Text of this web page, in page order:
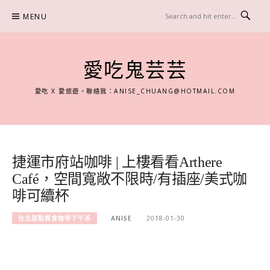
content
MENU
愛吃鬼芸芸
愛吃 X 愛旅遊。聯絡我：ANISE_CHUANG@HOTMAIL.COM
捷運市府站咖啡 | 上樓看看Arthere
Café，空間寬敞不限時/有插座/美式咖
啡可續杯
台北甜點輕食咖啡下午茶 ANISE 2018-01-30